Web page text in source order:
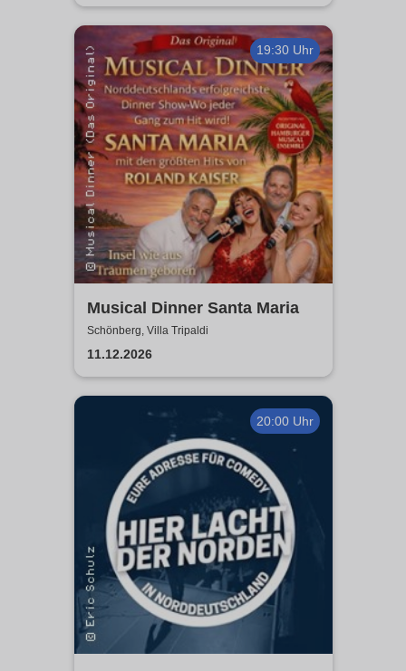
19:30 Uhr
Musical Dinner Santa Maria
Schönberg, Villa Tripaldi
11.12.2026
20:00 Uhr